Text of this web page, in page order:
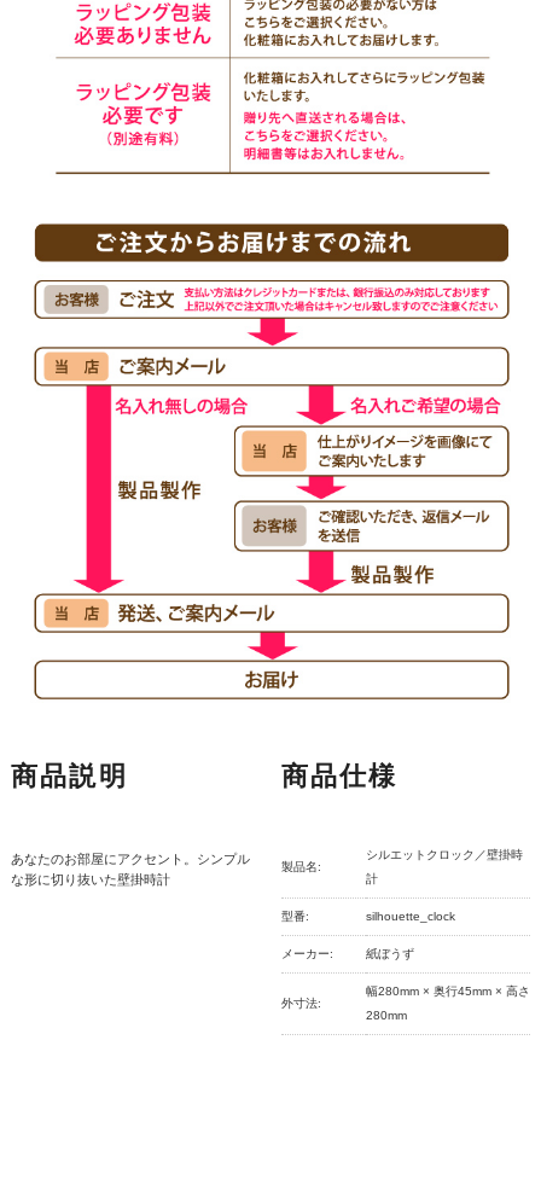
商品説明
あなたのお部屋にアクセント。シンプル
な形に切り抜いた壁掛時計
商品仕様
製品名:
シルエットクロック／壁掛時
計
型番: silhouette_clock
メーカー: 紙ぼうず
外寸法:
幅280mm × 奥行45mm × 高さ
280mm